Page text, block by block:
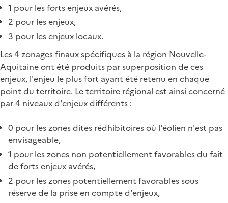
1 pour les forts enjeux avérés,
2 pour les enjeux,
3 pour les enjeux locaux.
Les 4 zonages finaux spécifiques à la région Nouvelle-
Aquitaine ont été produits par superposition de ces
enjeux, l'enjeu le plus fort ayant été retenu en chaque
point du territoire. Le territoire régional est ainsi concerné
par 4 niveaux d'enjeux différents :
0 pour les zones dites rédhibitoires où l'éolien n'est pas
envisageable,
1 pour les zones non potentiellement favorables du fait
de forts enjeux avérés,
2 pour les zones potentiellement favorables sous
réserve de la prise en compte d'enjeux,